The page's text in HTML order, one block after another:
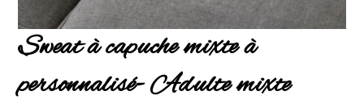
Sweat à capuche mixte à
personnalisé- Adulte mixte